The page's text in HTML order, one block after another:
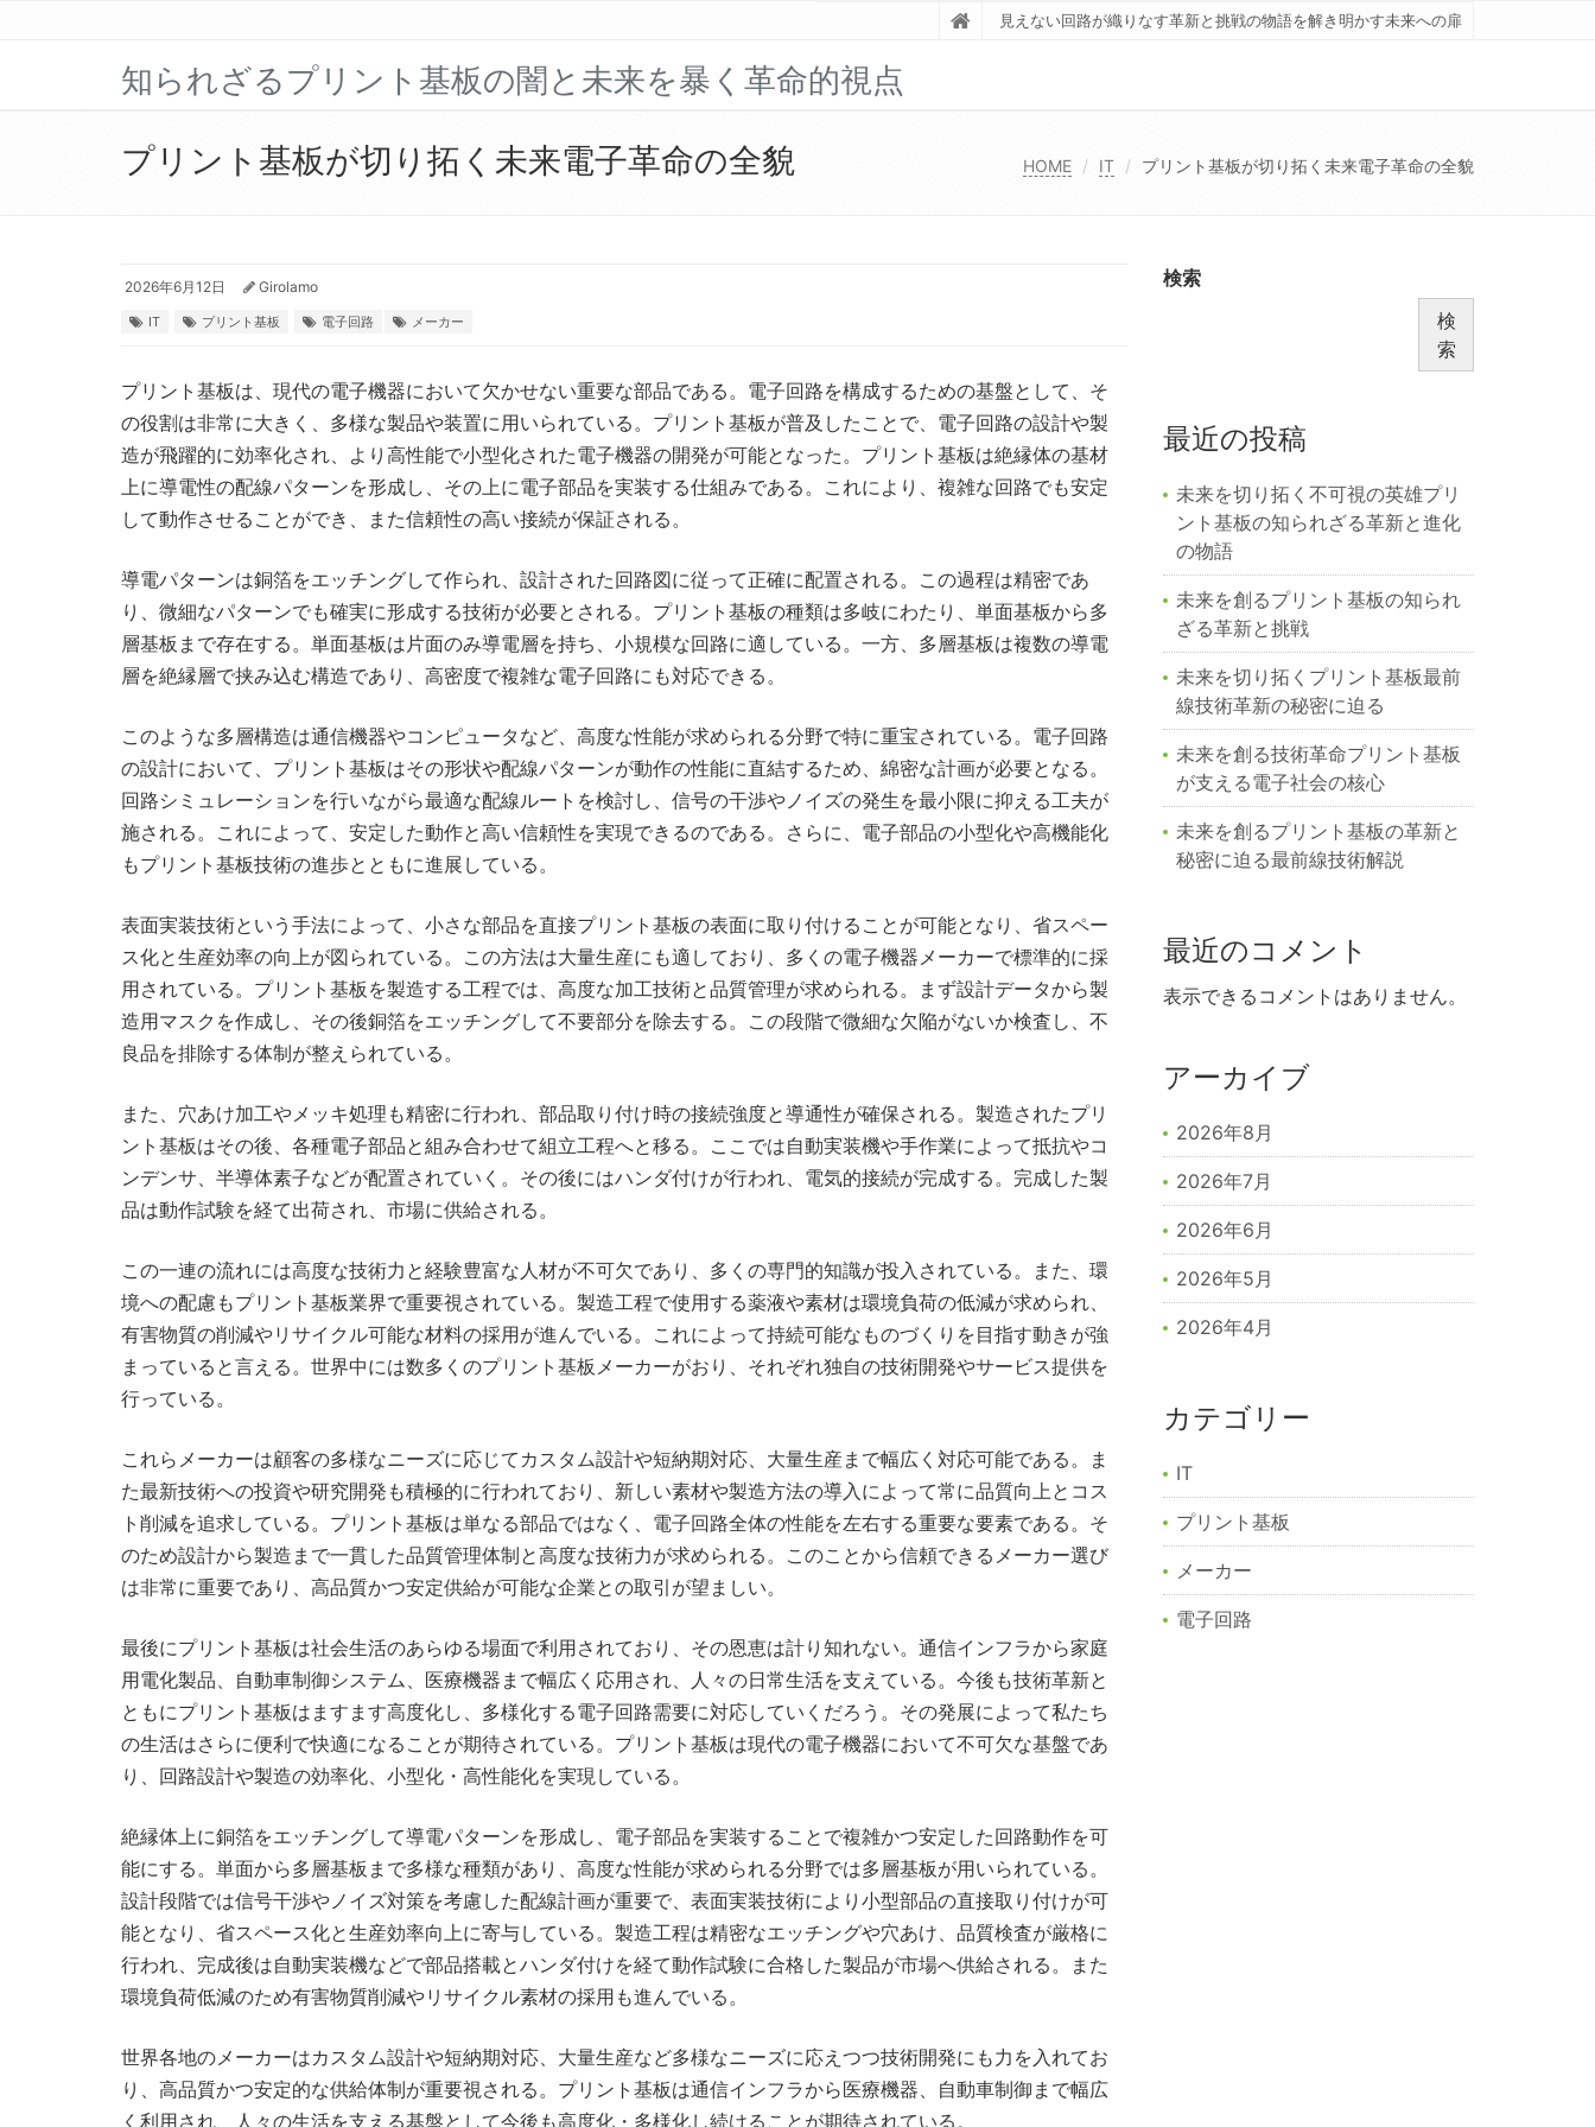
見えない回路が織りなす革新と挑戦の物語を解き明かす未来への扉
知られざるプリント基板の闇と未来を暴く革命的視点
プリント基板が切り拓く未来電子革命の全貌 HOME IT プリント基板が切り拓く未来電子革命の全貌
2026年6月12日 Girolamo
IT プリント基板 電子回路 メーカー
プリント基板は、現代の電子機器において欠かせない重要な部品である。 電子回路を構成するための基盤として、そ
の役割は非常に大きく、多様な製品や装置に用いられている。プリント基板が普及したことで、電子回路の設計や製
造が飛躍的に効率化され、より高性能で小型化された電子機器の開発が可能となった。プリント基板は絶縁体の基材
上に導電性の配線パターンを形成し、その上に電子部品を実装する仕組みである。これにより、複雑な回路でも安定
して動作させることができ、また信頼性の高い接続が保証される。
導電パターンは銅箔をエッチングして作られ、設計された回路図に従って正確に配置される。この過程は精密であ
り、微細なパターンでも確実に形成する技術が必要とされる。プリント基板の種類は多岐にわたり、単面基板から多
層基板まで存在する。単面基板は片面のみ導電層を持ち、小規模な回路に適している。一方、多層基板は複数の導電
層を絶縁層で挟み込む構造であり、高密度で複雑な電子回路にも対応できる。
このような多層構造は通信機器やコンピュータなど、高度な性能が求められる分野で特に重宝されている。電子回路
の設計において、プリント基板はその形状や配線パターンが動作の性能に直結するため、綿密な計画が必要となる。
回路シミュレーションを行いながら最適な配線ルートを検討し、信号の干渉やノイズの発生を最小限に抑える工夫が
施される。これによって、安定した動作と高い信頼性を実現できるのである。さらに、電子部品の小型化や高機能化
もプリント基板技術の進歩とともに進展している。
表面実装技術という手法によって、小さな部品を直接プリント基板の表面に取り付けることが可能となり、省スペー
ス化と生産効率の向上が図られている。この方法は大量生産にも適しており、多くの電子機器メーカーで標準的に採
用されている。プリント基板を製造する工程では、高度な加工技術と品質管理が求められる。まず設計データから製
造用マスクを作成し、その後銅箔をエッチングして不要部分を除去する。この段階で微細な欠陥がないか検査し、不
良品を排除する体制が整えられている。
また、穴あけ加工やメッキ処理も精密に行われ、部品取り付け時の接続強度と導通性が確保される。製造されたプリ
ント基板はその後、各種電子部品と組み合わせて組立工程へと移る。ここでは自動実装機や手作業によって抵抗やコ
ンデンサ、半導体素子などが配置されていく。その後にはハンダ付けが行われ、電気的接続が完成する。完成した製
品は動作試験を経て出荷され、市場に供給される。
この一連の流れには高度な技術力と経験豊富な人材が不可欠であり、多くの専門的知識が投入されている。また、環
境への配慮もプリント基板業界で重要視されている。製造工程で使用する薬液や素材は環境負荷の低減が求められ、
有害物質の削減やリサイクル可能な材料の採用が進んでいる。これによって持続可能なものづくりを目指す動きが強
まっていると言える。世界中には数多くのプリント基板メーカーがおり、それぞれ独自の技術開発やサービス提供を
行っている。
これらメーカーは顧客の多様なニーズに応じてカスタム設計や短納期対応、大量生産まで幅広く対応可能である。ま
た最新技術への投資や研究開発も積極的に行われており、新しい素材や製造方法の導入によって常に品質向上とコス
ト削減を追求している。プリント基板は単なる部品ではなく、電子回路全体の性能を左右する重要な要素である。そ
のため設計から製造まで一貫した品質管理体制と高度な技術力が求められる。このことから信頼できるメーカー選び
は非常に重要であり、高品質かつ安定供給が可能な企業との取引が望ましい。
最後にプリント基板は社会生活のあらゆる場面で利用されており、その恩恵は計り知れない。通信インフラから家庭
用電化製品、自動車制御システム、医療機器まで幅広く応用され、人々の日常生活を支えている。今後も技術革新と
ともにプリント基板はますます高度化し、多様化する電子回路需要に対応していくだろう。その発展によって私たち
の生活はさらに便利で快適になることが期待されている。プリント基板は現代の電子機器において不可欠な基盤であ
り、回路設計や製造の効率化、小型化・高性能化を実現している。
絶縁体上に銅箔をエッチングして導電パターンを形成し、電子部品を実装することで複雑かつ安定した回路動作を可
能にする。単面から多層基板まで多様な種類があり、高度な性能が求められる分野では多層基板が用いられている。
設計段階では信号干渉やノイズ対策を考慮した配線計画が重要で、表面実装技術により小型部品の直接取り付けが可
能となり、省スペース化と生産効率向上に寄与している。製造工程は精密なエッチングや穴あけ、品質検査が厳格に
行われ、完成後は自動実装機などで部品搭載とハンダ付けを経て動作試験に合格した製品が市場へ供給される。また
環境負荷低減のため有害物質削減やリサイクル素材の採用も進んでいる。
世界各地のメーカーはカスタム設計や短納期対応、大量生産など多様なニーズに応えつつ技術開発にも力を入れてお
り、高品質かつ安定的な供給体制が重要視される。プリント基板は通信インフラから医療機器、自動車制御まで幅広
く利用され、人々の生活を支える基盤として今後も高度化・多様化し続けることが期待されている。
検索
検
索
最近の投稿
未来を切り拓く不可視の英雄プリ
ント基板の知られざる革新と進化
の物語
未来を創るプリント基板の知られ
ざる革新と挑戦
未来を切り拓くプリント基板最前
線技術革新の秘密に迫る
未来を創る技術革命プリント基板
が支える電子社会の核心
未来を創るプリント基板の革新と
秘密に迫る最前線技術解説
最近のコメント
表示できるコメントはありません。
アーカイブ
2026年8月
2026年7月
2026年6月
2026年5月
2026年4月
カテゴリー
IT
プリント基板
メーカー
電子回路